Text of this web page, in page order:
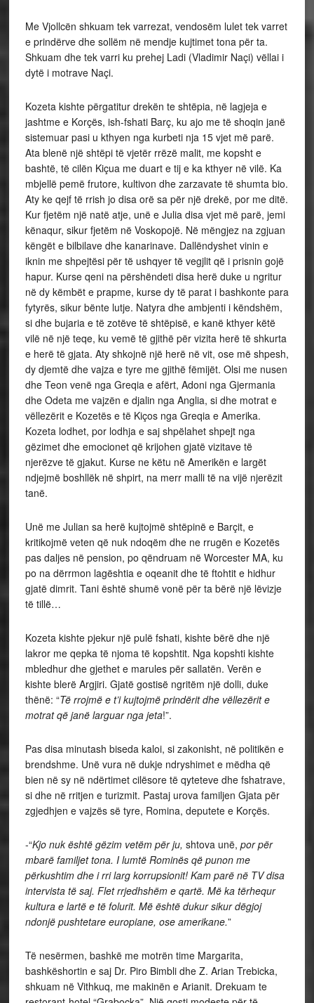
Me Vjollcën shkuam tek varrezat, vendosëm lulet tek varret
e prindërve dhe sollëm në mendje kujtimet tona për ta.
Shkuam dhe tek varri ku prehej Ladi (Vladimir Naçi) vëllai i
dytë i motrave Naçi.
Kozeta kishte përgatitur drekën te shtëpia, në lagjeja e
jashtme e Korçës, ish-fshati Barç, ku ajo me të shoqin janë
sistemuar pasi u kthyen nga kurbeti nja 15 vjet më parë.
Ata blenë një shtëpi të vjetër rrëzë malit, me kopsht e
bashtë, të cilën Kiçua me duart e tij e ka kthyer në vilë. Ka
mbjellë pemë frutore, kultivon dhe zarzavate të shumta bio.
Aty ke qejf të rrish jo disa orë sa për një drekë, por me ditë.
Kur fjetëm një natë atje, unë e Julia disa vjet më parë, jemi
kënaqur, sikur fjetëm në Voskopojë. Në mëngjez na zgjuan
këngët e bilbilave dhe kanarinave. Dallëndyshet vinin e
iknin me shpejtësi për të ushqyer të vegjlit që i prisnin gojë
hapur. Kurse qeni na përshëndeti disa herë duke u ngritur
në dy këmbët e prapme, kurse dy të parat i bashkonte para
fytyrës, sikur bënte lutje. Natyra dhe ambjenti i këndshëm,
si dhe bujaria e të zotëve të shtëpisë, e kanë kthyer këtë
vilë në një teqe, ku vemë të gjithë për vizita herë të shkurta
e herë të gjata. Aty shkojnë një herë në vit, ose më shpesh,
dy djemtë dhe vajza e tyre me gjithë fëmijët. Olsi me nusen
dhe Teon venë nga Greqia e afërt, Adoni nga Gjermania
dhe Odeta me vajzën e djalin nga Anglia, si dhe motrat e
vëllezërit e Kozetës e të Kiços nga Greqia e Amerika.
Kozeta lodhet, por lodhja e saj shpëlahet shpejt nga
gëzimet dhe emocionet që krijohen gjatë vizitave të
njerëzve të gjakut. Kurse ne këtu në Amerikën e largët
ndjejmë boshllëk në shpirt, na merr malli të na vijë njerëzit
tanë.
Unë me Julian sa herë kujtojmë shtëpinë e Barçit, e
kritikojmë veten që nuk ndoqëm dhe ne rrugën e Kozetës
pas daljes në pension, po qëndruam në Worcester MA, ku
po na dërrmon lagështia e oqeanit dhe të ftohtit e hidhur
gjatë dimrit. Tani është shumë vonë për ta bërë një lëvizje
të tillë…
Kozeta kishte pjekur një pulë fshati, kishte bërë dhe një
lakror me qepka të njoma të kopshtit. Nga kopshti kishte
mbledhur dhe gjethet e marules për sallatën. Verën e
kishte blerë Argjiri. Gjatë gostisë ngritëm një dolli, duke
thënë: “Të rrojmë e t’i kujtojmë prindërit dhe vëllezërit e
motrat që janë larguar nga jeta!”.
Pas disa minutash biseda kaloi, si zakonisht, në politikën e
brendshme. Unë vura në dukje ndryshimet e mëdha që
bien në sy në ndërtimet cilësore të qyteteve dhe fshatrave,
si dhe në rritjen e turizmit. Pastaj urova familjen Gjata për
zgjedhjen e vajzës së tyre, Romina, deputete e Korçës.
-“Kjo nuk është gëzim vetëm për ju, shtova unë, por për
mbarë familjet tona. I lumtë Rominës që punon me
përkushtim dhe i rri larg korrupsionit! Kam parë në TV disa
intervista të saj. Flet rrjedhshëm e qartë. Më ka tërhequr
kultura e lartë e të folurit. Më është dukur sikur dëgjoj
ndonjë pushtetare europiane, ose amerikane.”
Të nesërmen, bashkë me motrën time Margarita,
bashkëshortin e saj Dr. Piro Bimbli dhe Z. Arian Trebicka,
shkuam në Vithkuq, me makinën e Arianit. Drekuam te